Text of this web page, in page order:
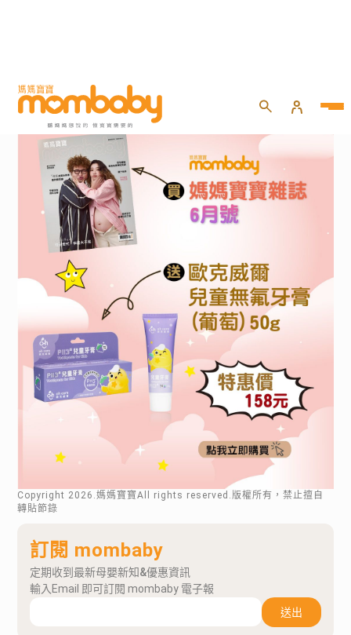
Copyright 2026 .媽媽寶寶All rights reserved.版權所有，禁止擅自
轉貼節錄
訂閱 mombaby
定期收到最新母嬰新知&優惠資訊
輸入Email 即可訂閱 mombaby 電子報
送出